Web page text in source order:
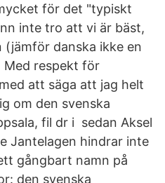
för det "typiskt
inte tro att vi är bäst,
danska ikke en
respekt för
att säga att jag helt
om den svenska
fil dr i sedan Aksel
Jantelagen hindrar inte
gångbart namn på
den svenska